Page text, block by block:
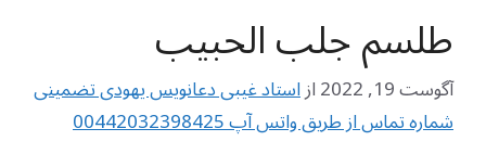
طلسم جلب الحبیب
آگوست 19, 2022 ازاستاد غیبی دعانویس یهودی تضمینی
شماره تماس از طریق واتس آپ 00442032398425